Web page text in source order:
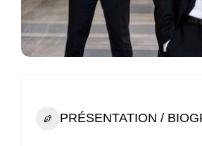
PRÉSENTATION /